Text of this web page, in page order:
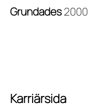
Grundades2000
Karriärsida